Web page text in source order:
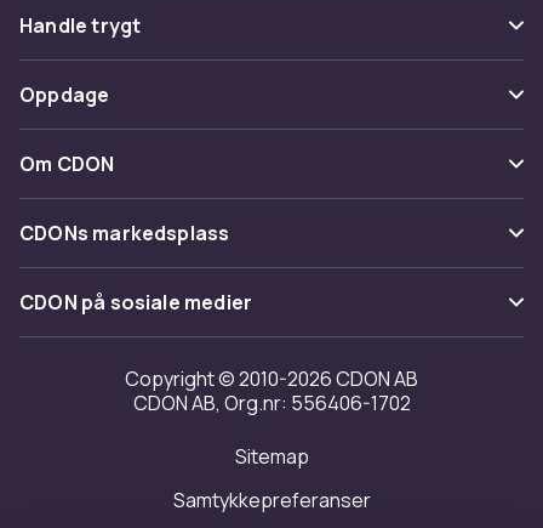
Vanlige spørsmål
Spor pakke
Angre & returner her
Kontakt oss
Handle trygt
Betaling
Levering
Tilbakekallinger
Oppdage
Kategorier
Varemerker
Om CDON
Om oss
Kundeanmeldelser
Jobbe på CDON
Investor relations
Tilgjengelighet
CDONs markedsplass
Merchant Help Center
CDON på sosiale medier
Copyright © 2010-2026 CDON AB
CDON AB, Org.nr: 556406-1702
Sitemap
Samtykkepreferanser